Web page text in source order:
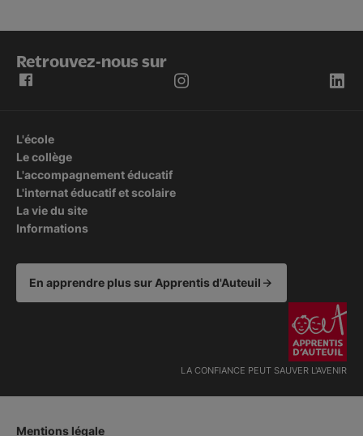
Retrouvez-nous sur
L'école
Le collège
L'accompagnement éducatif
L'internat éducatif et scolaire
La vie du site
Informations
En apprendre plus sur Apprentis d'Auteuil
LA CONFIANCE PEUT SAUVER L'AVENIR
Mentions légale